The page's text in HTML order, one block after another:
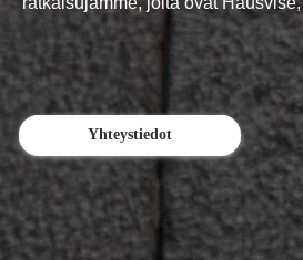
Yhteystiedot